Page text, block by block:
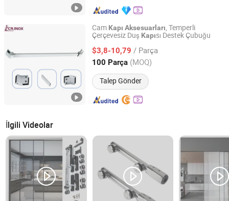
Cam Kapı Aksesuarları, Temperli
Çerçevesiz Duş Kapısı Destek Çubuğu
$3,8-10,79 / Parça
100 Parça (MOQ)
Talep Gönder
Zhaoqing Chengrui Hardware Manufacture Co., Ltd.
Fiyat 2016
İlgili Videolar